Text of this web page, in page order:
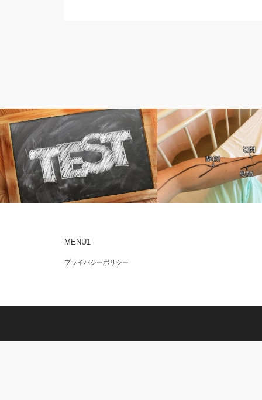
ヘモダイヤフィルタからダイアライザー
MENU1
プライバシーポリシー